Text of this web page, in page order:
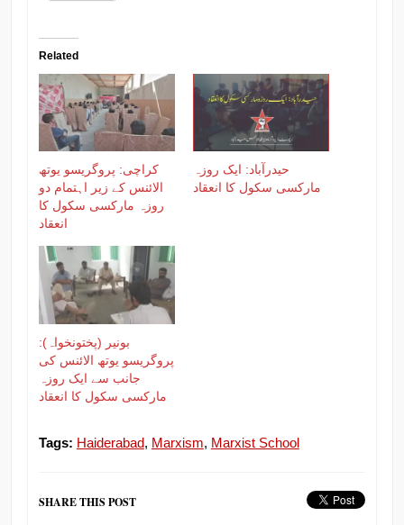
Related
کراچی: پروگریسو یوتھ
الائنس کے زیر اہتمام دو
روزہ مارکسی سکول کا
انعقاد
حیدرآباد: ایک روزہ
مارکسی سکول کا انعقاد
بونیر (پختونخواہ):
پروگریسو یوتھ الائنس کی
جانب سے ایک روزہ
مارکسی سکول کا انعقاد
Tags: Haiderabad, Marxism, Marxist School
SHARE THIS POST